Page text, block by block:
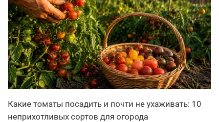
Какие томаты посадить и почти не ухаживать: 10
неприхотливых сортов для огорода